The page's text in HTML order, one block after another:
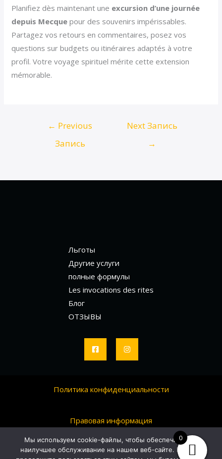
Planifiez dès maintenant une excursion d’une journée
depuis Mecque pour des souvenirs impérissables.
Partagez vos retours en commentaires, posez vos
questions sur budgets ou itinéraires adaptés à votre
profil. Votre voyage spirituel mérite cette extension
mémorable.
← Previous
Запись
Next Запись
→
Льготы
Другие услуги
полные формулы
Les invocations des rites
Блог
ОТЗЫВЫ
Политика конфиденциальности
Правовая информация
0
Мы используем cookie-файлы, чтобы обеспечить вам
наилучшее обслуживание на нашем веб-сайте. Если вы